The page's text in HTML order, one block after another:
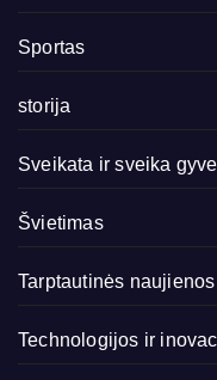
Sportas
storija
Sveikata ir sveika
Švietimas
Tarptautinės naujienos
Technologijos ir